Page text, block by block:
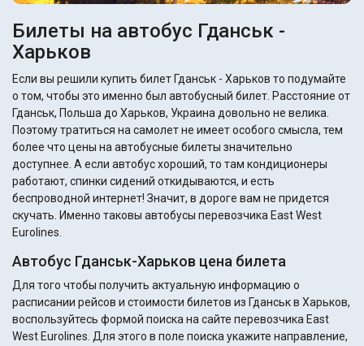
Билеты на автобус Гданськ -
Харьков
Если вы решили купить билет Гданськ - Харьков то подумайте
о том, чтобы это именно был автобусный билет. Расстояние от
Гданськ, Польша до Харьков, Украина довольно не велика.
Поэтому тратиться на самолет не имеет особого смысла, тем
более что цены на автобусные билеты значительно
доступнее. А если автобус хороший, то там кондиционеры
работают, спинки сидений откидываются, и есть
беспроводной интернет! Значит, в дороге вам не придется
скучать. Именно таковы автобусы перевозчика East West
Eurolines.
Автобус Гданськ-Харьков цена билета
Для того чтобы получить актуальную информацию о
расписании рейсов и стоимости билетов из Гданськ в Харьков,
воспользуйтесь формой поиска на сайте перевозчика East
West Eurolines. Для этого в поле поиска укажите направление,